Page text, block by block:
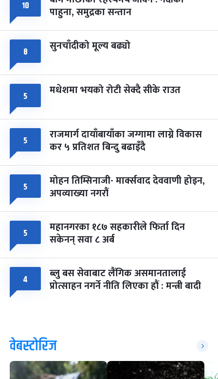
८
चैत्र ८, २०८३- Mar 22, 2027
७ महिना बाँकी
१० पाहुना, समुद्रका सन्तान
८ सुनचाँदीको मूल्य बढ्यो
५ मधेशमा भयको रोटी सेक्दै सीके राउत
५ राजमार्ग दायाँबायाँका जग्गामा लाग्ने विकास
कर ५ प्रतिशत बिन्दु बढाइँदै
५ मोहन तिम्सिनाजी- मार्क्सवाद देववाणी होइन,
अपव्याख्या नगरौं
५ महानगरका १८७ सहकारीले फिर्ता दिन
सकेनन् सवा ८ अर्ब
४ ब्लु बस सेवाबाट लैंगिक असमानतालाई
प्रोत्साहन नगर्ने नीति लिएका हौं : मन्त्री बादी
वेबस्टोरिज